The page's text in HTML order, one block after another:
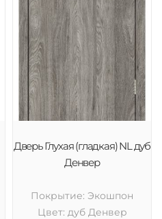
Дверь Глухая (гладкая) NL дуб
Денвер
Покрытие: Экошпон
Цвет: дуб Денвер